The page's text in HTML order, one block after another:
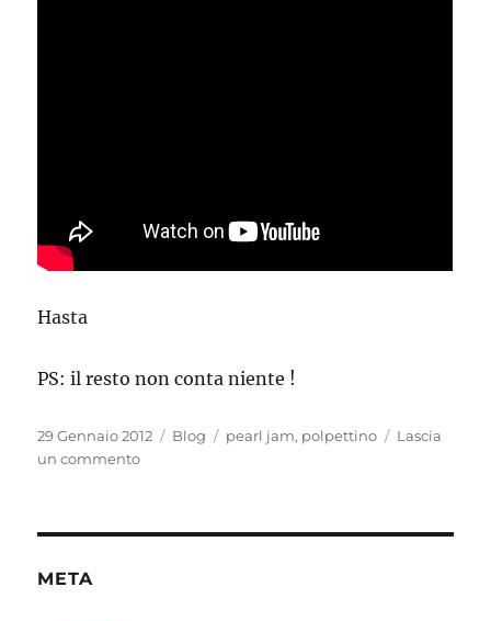
Hasta
PS: il resto non conta niente !
Pubblicato
il
29 Gennaio 2012 Categorie
Blog Tag
pearl jam, polpettino
Lascia
un commentosu
META